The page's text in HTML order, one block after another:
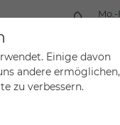
Mein
Einige davon
andere ermöglichen,
zu verbessern.